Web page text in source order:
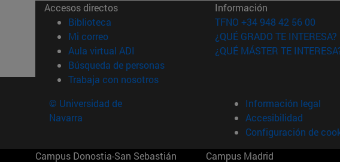
Accesos directos
Biblioteca (abre en nueva ventana)
Mi correo(abre en nueva ventana)
Aula virtual ADI (abre en nueva ventana)
Búsqueda de personas(abre en nueva ventana)
Trabaja con nosotros(abre en nueva ventana)
Información
TFNO +34 948 42 56 00
¿QUÉ GRADO TE INTERESA?
¿QUÉ MÁSTER TE
© Universidad de
Navarra
Información legal
Accesibilidad
Configuración de
Campus Donostia-San Sebastián Campus Madrid